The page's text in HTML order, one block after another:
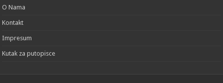
O Nama
Kontakt
Impresum
Kutak za putopisce